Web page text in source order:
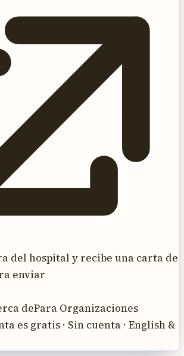
del hospital y recibe una carta de
enviar
dePara Organizaciones
es gratis · Sin cuenta · English &